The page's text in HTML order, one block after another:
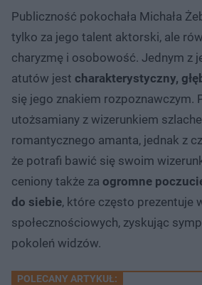
Publiczność pokochała Michała
tylko za jego talent aktorski, ale
charyzmę i osobowość. Jednym z
atutów jest charakterystyczny,
się jego znakiem rozpoznawczym.
utożsamiany z wizerunkiem
romantycznego amanta, jednak z
że potrafi bawić się swoim
ceniony także za ogromne
do siebie, które często prezentuje
społecznościowych, zyskując
pokoleń widzów.
POLECANY ARTYKUŁ: